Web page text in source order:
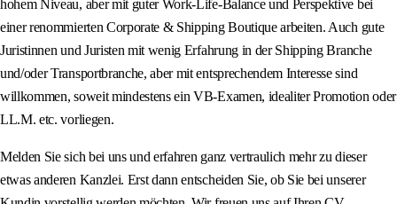
hohem Niveau, aber mit guter Work-Life-Balance und Perspektive bei
einer renommierten Corporate & Shipping Boutique arbeiten. Auch gute
Juristinnen und Juristen mit wenig Erfahrung in der Shipping Branche
und/oder Transportbranche, aber mit entsprechendem Interesse sind
willkommen, soweit mindestens ein VB-Examen, idealiter Promotion oder
LL.M. etc. vorliegen.
Melden Sie sich bei uns und erfahren ganz vertraulich mehr zu dieser
etwas anderen Kanzlei. Erst dann entscheiden Sie, ob Sie bei unserer